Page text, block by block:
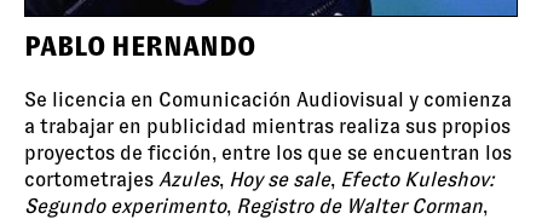
PABLO HERNANDO
Se licencia en Comunicación Audiovisual y comienza
a trabajar en publicidad mientras realiza sus propios
proyectos de ficción, entre los que se encuentran los
cortometrajes Azules, Hoy se sale, Efecto Kuleshov:
Segundo experimento, Registro de Walter Corman,